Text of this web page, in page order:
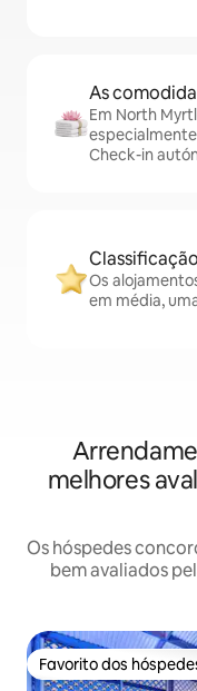
As
Em North
Check-in
Os
em média,
melhores
Os hóspedes
bem avaliados
Favorito dos
Favorito dos